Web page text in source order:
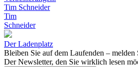
Tim Schneider
Tim
Schneider
Der Ladenplatz
Bleiben Sie auf dem Laufenden – melden
Der Newsletter, den Sie wirklich lesen